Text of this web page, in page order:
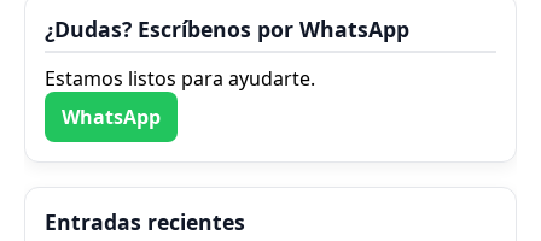
¿Dudas? Escríbenos por WhatsApp
Estamos listos para ayudarte.
WhatsApp
Entradas recientes